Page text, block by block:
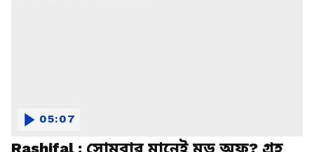
Rashifal : সোমবার মানেই মুড অফ? গ্রহ
05:07